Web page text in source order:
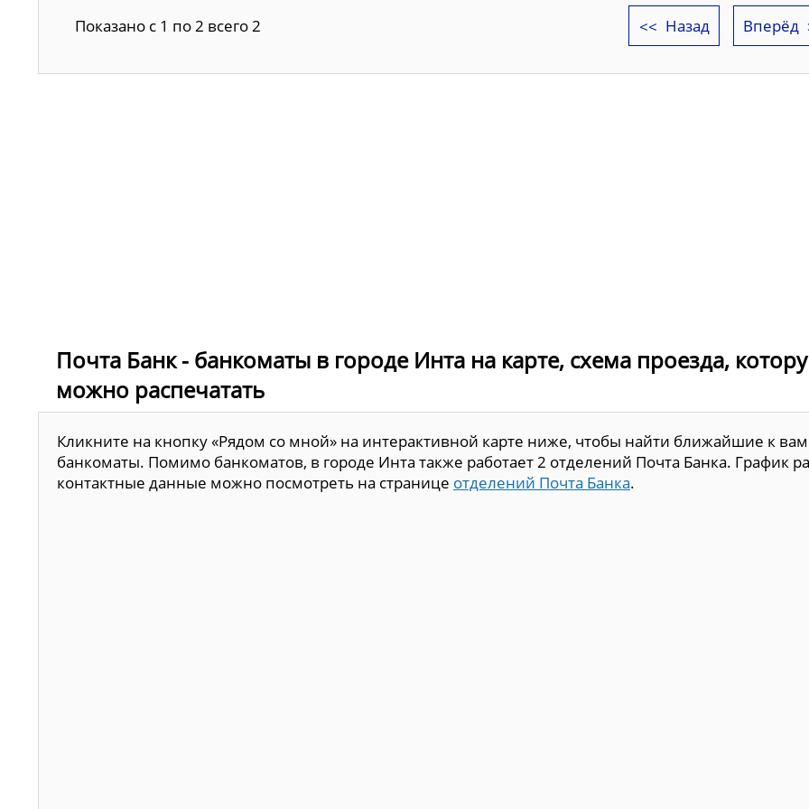
Показано с 1 по 2 всего 2 Назад Вперёд
Почта Банк - банкоматы в городе Инта на карте, схема проезда,
можно распечатать
Кликните на кнопку «Рядом со мной» на интерактивной карте ниже, чтобы найти ближайшие к вам
банкоматы. Помимо банкоматов, в городе Инта также работает 2 отделений Почта Банка. График
контактные данные можно посмотреть на странице отделений Почта Банка.